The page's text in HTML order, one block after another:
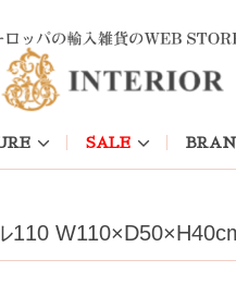
SALE
110